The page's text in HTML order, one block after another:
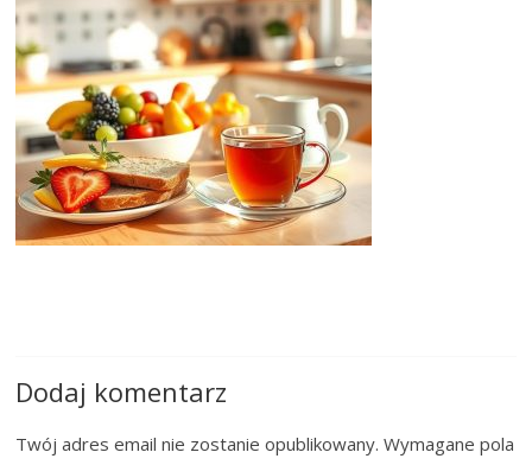
Dodaj komentarz
Twój adres email nie zostanie opublikowany. Wymagane pola